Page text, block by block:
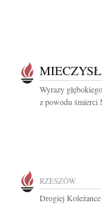
Wyrazy
z powodu śmierci
RZESZÓW
Drogiej Koleżance